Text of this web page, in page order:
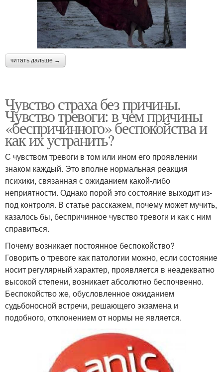
читать дальше →
Чувство страха без причины.
Чувство тревоги: в чем причины
«беспричинного» беспокойства и
как их устранить?
С чувством тревоги в том или ином его проявлении
знаком каждый. Это вполне нормальная реакция
психики, связанная с ожиданием какой-либо
неприятности. Однако порой это состояние выходит из-
под контроля. В статье расскажем, почему может мучить,
казалось бы, беспричинное чувство тревоги и как с ним
справиться.
Почему возникает постоянное беспокойство?
Говорить о тревоге как патологии можно, если состояние
носит регулярный характер, проявляется в неадекватно
высокой степени, возникает абсолютно беспочвенно.
Беспокойство же, обусловленное ожиданием
судьбоносной встречи, решающего экзамена и
подобного, отклонением от нормы не является.